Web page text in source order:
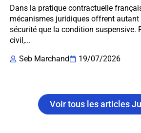
Dans la pratique contractuelle
mécanismes juridiques offrent autant
sécurité que la condition suspensive.
civil,...
Seb Marchand
19/07/2026
Voir tous les articles